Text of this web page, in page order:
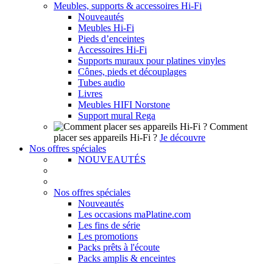
Meubles, supports & accessoires Hi-Fi
Nouveautés
Meubles Hi-Fi
Pieds d’enceintes
Accessoires Hi-Fi
Supports muraux pour platines vinyles
Cônes, pieds et découplages
Tubes audio
Livres
Meubles HIFI Norstone
Support mural Rega
Comment
placer ses appareils Hi-Fi ? Je découvre
Nos offres spéciales
NOUVEAUTÉS
Nos offres spéciales
Nouveautés
Les occasions maPlatine.com
Les fins de série
Les promotions
Packs prêts à l'écoute
Packs amplis & enceintes